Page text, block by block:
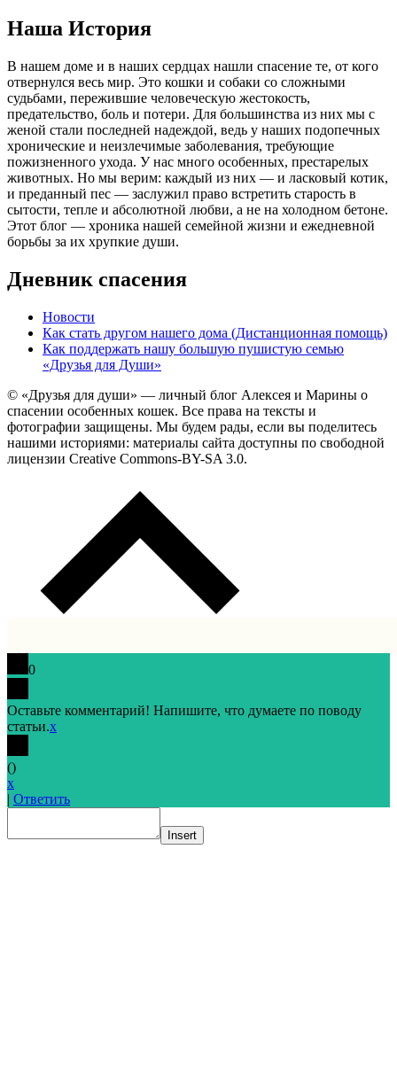
Наша История
В нашем доме и в наших сердцах нашли спасение те, от кого
отвернулся весь мир. Это кошки и собаки со сложными
судьбами, пережившие человеческую жестокость,
предательство, боль и потери. Для большинства из них мы с
женой стали последней надеждой, ведь у наших подопечных
хронические и неизлечимые заболевания, требующие
пожизненного ухода. У нас много особенных, престарелых
животных. Но мы верим: каждый из них — и ласковый котик,
и преданный пес — заслужил право встретить старость в
сытости, тепле и абсолютной любви, а не на холодном бетоне.
Этот блог — хроника нашей семейной жизни и ежедневной
борьбы за их хрупкие души.
Дневник спасения
Новости
Как стать другом нашего дома (Дистанционная помощь)
Как поддержать нашу большую пушистую семью
«Друзья для Души»
© «Друзья для души» — личный блог Алексея и Марины о
спасении особенных кошек. Все права на тексты и
фотографии защищены. Мы будем рады, если вы поделитесь
нашими историями: материалы сайта доступны по свободной
лицензии Creative Commons-BY-SA 3.0.
0
Оставьте комментарий! Напишите, что думаете по поводу
статьи.x
()
x
| Ответить
Insert